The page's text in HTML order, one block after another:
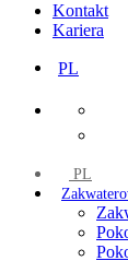
Kontakt
Kariera
PL
PL